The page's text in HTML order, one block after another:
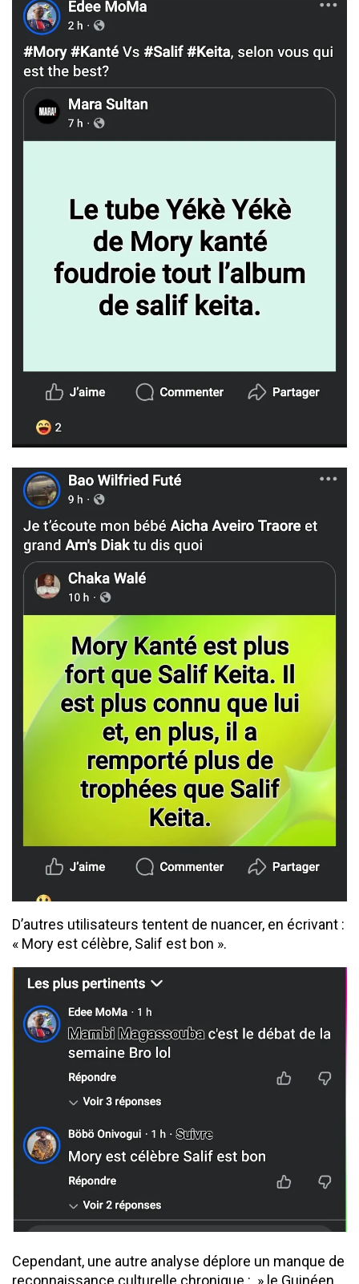
​D’autres utilisateurs tentent de nuancer, en écrivant :
« Mory est célèbre, Salif est bon ».
Cependant, une autre analyse déplore un manque de
reconnaissance culturelle chronique : » le Guinéen